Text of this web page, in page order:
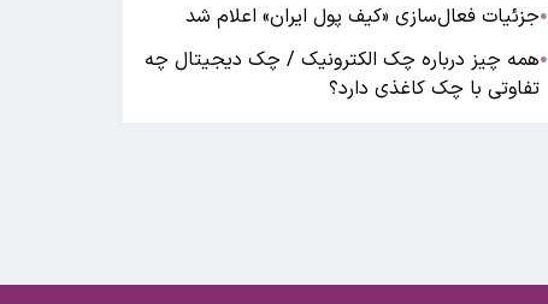
●جزئیات فعال‌سازی «کیف پول ایران» اعلام شد
●همه چیز درباره چک الکترونیک / چک دیجیتال چه
تفاوتی با چک کاغذی دارد؟